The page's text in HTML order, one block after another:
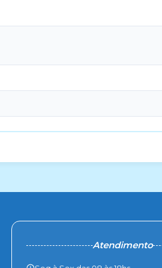
Atendimento